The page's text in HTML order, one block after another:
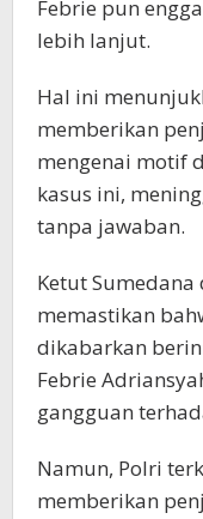
Febrie pun
lebih lanjut.
Hal ini
memberikan
mengenai motif
kasus ini,
tanpa jawaban.
Ketut
memastikan
dikabarkan
Febrie
gangguan
Namun, Polri
memberikan